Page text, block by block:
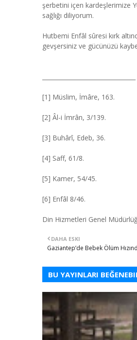
şerbetini içen kardeşlerimize
sağlığı diliyorum.
Hutbemi Enfâl sûresi kırk
gevşersiniz ve gücünüzü
[1] Müslim, İmâre, 163.
[2] Âl-i İmrân, 3/139.
[3] Buhârî, Edeb, 36.
[4] Saff, 61/8.
[5] Kamer, 54/45.
[6] Enfâl 8/46.
Din Hizmetleri Genel
DAHA ESKI
Gaziantep’de Bebek Ölüm
BU YAYINLARI